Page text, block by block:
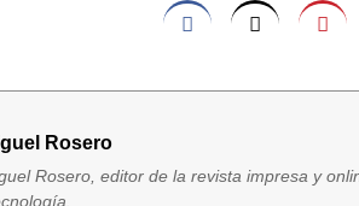
Rosero
Rosero, editor de la revista impresa y